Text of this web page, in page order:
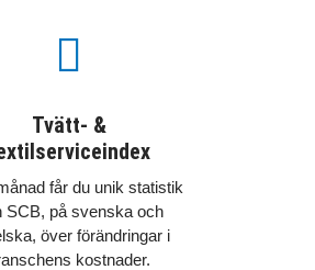

Tvätt- &
får du unik statistik
SCB, på svenska och
över förändringar i
kostnader.